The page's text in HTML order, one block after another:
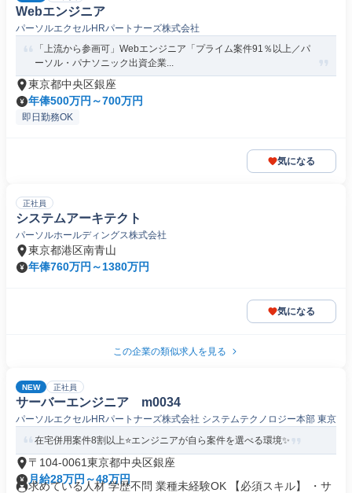
Webエンジニア
パーソルエクセルHRパートナーズ株式会社
「上流から参画可」Webエンジニア「プライム案件91％以上／パ
ーソル・パナソニック出資企業...
東京都中央区銀座
年俸500万円～700万円
即日勤務OK
気になる
正社員
システムアーキテクト
パーソルホールディングス株式会社
東京都港区南青山
年俸760万円～1380万円
気になる
この企業の類似求人を見る
NEW 正社員
サーバーエンジニア m0034
パーソルエクセルHRパートナーズ株式会社 システムテクノロジー本部 東京
在宅併用案件8割以上⭐️エンジニアが自ら案件を選べる環境✨
〒104-0061東京都中央区銀座
月給28万円～48万円
求めている人材 学歴不問 業種未経験OK 【必須スキル】 ・サ